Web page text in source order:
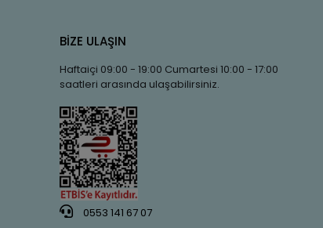
BİZE ULAŞIN
Haftaiçi 09:00 - 19:00 Cumartesi 10:00 - 17:00
saatleri arasında ulaşabilirsiniz.
0553 141 67 07